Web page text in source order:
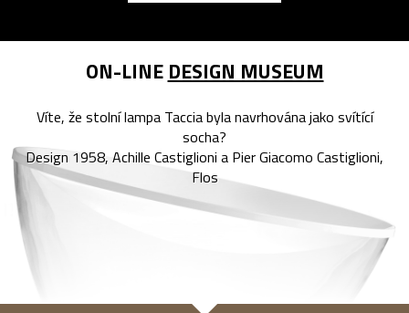
ON-LINE DESIGN MUSEUM
Víte, že stolní lampa Taccia byla navrhována jako svítící
socha?
Design 1958, Achille Castiglioni a Pier Giacomo Castiglioni,
Flos